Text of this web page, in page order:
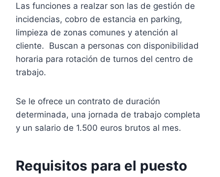
Las funciones a realzar son las de gestión de
incidencias, cobro de estancia en parking,
limpieza de zonas comunes y atención al
cliente. Buscan a personas con disponibilidad
horaria para rotación de turnos del centro de
trabajo.
Se le ofrece un contrato de duración
determinada, una jornada de trabajo completa
y un salario de 1.500 euros brutos al mes.
Requisitos para el puesto